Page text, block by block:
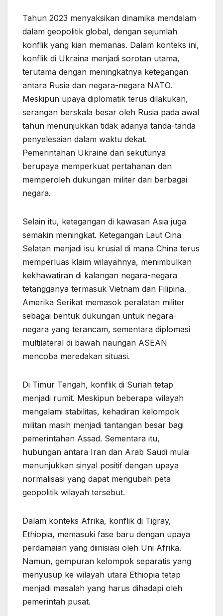
Tahun 2023 menyaksikan dinamika mendalam
dalam geopolitik global, dengan sejumlah
konflik yang kian memanas. Dalam konteks ini,
konflik di Ukraina menjadi sorotan utama,
terutama dengan meningkatnya ketegangan
antara Rusia dan negara-negara NATO.
Meskipun upaya diplomatik terus dilakukan,
serangan berskala besar oleh Rusia pada awal
tahun menunjukkan tidak adanya tanda-tanda
penyelesaian dalam waktu dekat.
Pemerintahan Ukraine dan sekutunya
berupaya memperkuat pertahanan dan
memperoleh dukungan militer dari berbagai
negara.
Selain itu, ketegangan di kawasan Asia juga
semakin meningkat. Ketegangan Laut Cina
Selatan menjadi isu krusial di mana China terus
memperluas klaim wilayahnya, menimbulkan
kekhawatiran di kalangan negara-negara
tetangganya termasuk Vietnam dan Filipina.
Amerika Serikat memasok peralatan militer
sebagai bentuk dukungan untuk negara-
negara yang terancam, sementara diplomasi
multilateral di bawah naungan ASEAN
mencoba meredakan situasi.
Di Timur Tengah, konflik di Suriah tetap
menjadi rumit. Meskipun beberapa wilayah
mengalami stabilitas, kehadiran kelompok
militan masih menjadi tantangan besar bagi
pemerintahan Assad. Sementara itu,
hubungan antara Iran dan Arab Saudi mulai
menunjukkan sinyal positif dengan upaya
normalisasi yang dapat mengubah peta
geopolitik wilayah tersebut.
Dalam konteks Afrika, konflik di Tigray,
Ethiopia, memasuki fase baru dengan upaya
perdamaian yang diinisiasi oleh Uni Afrika.
Namun, gempuran kelompok separatis yang
menyusup ke wilayah utara Ethiopia tetap
menjadi masalah yang harus dihadapi oleh
pemerintah pusat.